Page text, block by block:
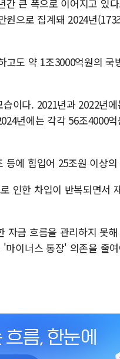
간 큰 폭으로 이어지고 있
원으로 집계돼 2024년
고도 약 1조3000억원의
이다. 2021년과 2022년
년에는 각각 56조4000
에 힘입어 25조원 이상
인한 차입이 반복되면서
자금 흐름을 관리하지 못
이너스 통장' 의존을 줄